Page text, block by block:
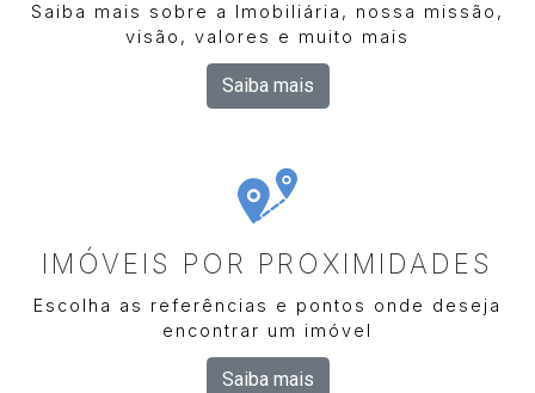
Saiba mais sobre a Imobiliária, nossa missão,
visão, valores e muito mais
Saiba mais
IMÓVEIS POR PROXIMIDADES
Escolha as referências e pontos onde deseja
encontrar um imóvel
Saiba mais